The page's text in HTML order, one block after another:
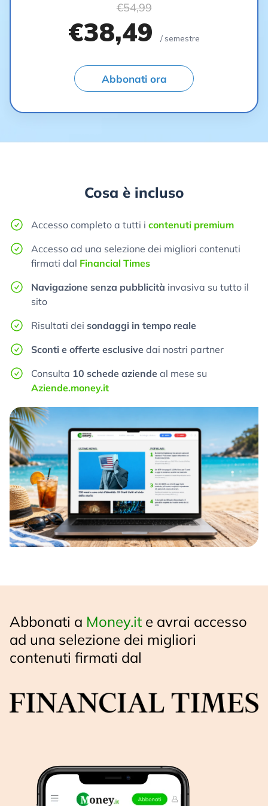
€54,99
€38,49 / semestre
Abbonati ora
Cosa è incluso
Accesso completo a tutti i contenuti premium
Accesso ad una selezione dei migliori contenuti
firmati dal Financial Times
Navigazione senza pubblicità invasiva su tutto il
sito
Risultati dei sondaggi in tempo reale
Sconti e offerte esclusive dai nostri partner
Consulta 10 schede aziende al mese su
Aziende.money.it
Abbonati a Money.it e avrai accesso
ad una selezione dei migliori
contenuti firmati dal